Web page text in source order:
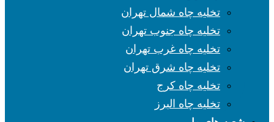
تخلیه چاه شمال تهران
تخلیه چاه جنوب تهران
تخلیه چاه غرب تهران
تخلیه چاه شرق تهران
تخلیه چاه کرج
تخلیه چاه البرز